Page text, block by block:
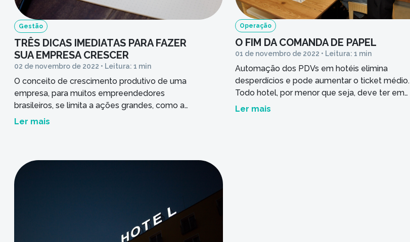
Gestão
TRÊS DICAS IMEDIATAS PARA FAZER
SUA EMPRESA CRESCER
02 de novembro de 2022 • Leitura: 1 min
O conceito de crescimento produtivo de uma
empresa, para muitos empreendedores
brasileiros, se limita a ações grandes, como a
inauguração de um novo espaço, contrações
gestores se sentirão estagnados e receosos,
pois não puderam garantir grandes […]
Ler mais
Operação
O FIM DA COMANDA DE PAPEL
01 de novembro de 2022 • Leitura: 1 min
Automação dos PDVs em hotéis elimina
desperdícios e pode aumentar o ticket médio.
Todo hotel, por menor que seja, deve ter em
seus pontos de venda (bares, restaurantes,
Ler mais